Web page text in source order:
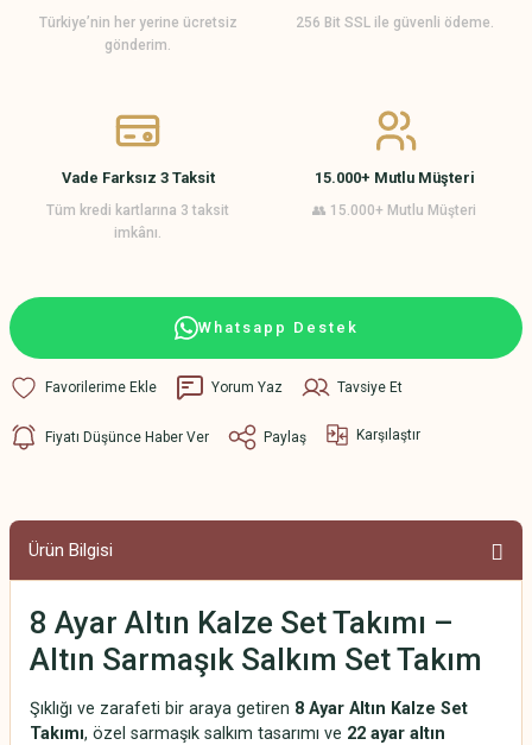
Türkiye’nin her yerine ücretsiz
gönderim.
256 Bit SSL ile güvenli ödeme.
Vade Farksız 3 Taksit
Tüm kredi kartlarına 3 taksit
imkânı.
15.000+ Mutlu Müşteri
👥 15.000+ Mutlu Müşteri
Whatsapp Destek
Yorum Yaz Tavsiye Et
Fiyatı Düşünce Haber Ver Paylaş Karşılaştır
Ürün Bilgisi
8 Ayar Altın Kalze Set Takımı –
Altın Sarmaşık Salkım Set Takım
Şıklığı ve zarafeti bir araya getiren 8 Ayar Altın Kalze Set
Takımı, özel sarmaşık salkım tasarımı ve 22 ayar altın